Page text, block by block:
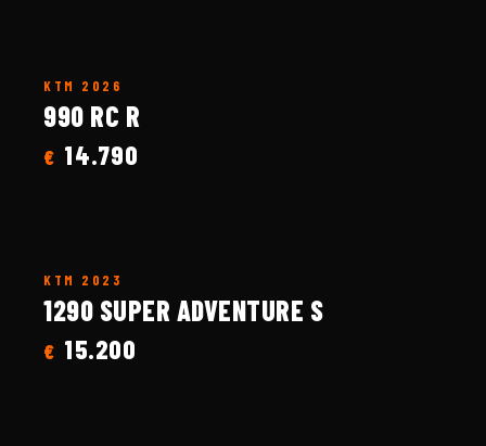
KTM 2026
990 RC R
€ 14.790
KTM 2023
1290 SUPER ADVENTURE S
€ 15.200